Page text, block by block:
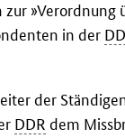
»Verordnung
in der
der
DDR dem